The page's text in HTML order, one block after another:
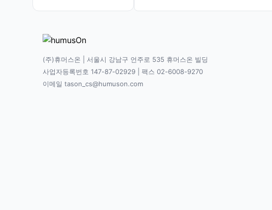
(주)휴머스온 | 서울시 강남구 언주로 535 휴머스온 빌딩
사업자등록번호 147-87-02929 | 팩스 02-6008-9270
이메일 tason_cs@humuson.com